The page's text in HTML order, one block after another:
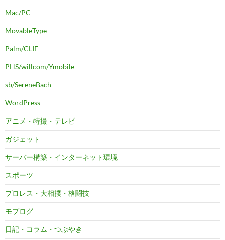
Mac/PC
MovableType
Palm/CLIE
PHS/willcom/Ymobile
sb/SereneBach
WordPress
アニメ・特撮・テレビ
ガジェット
サーバー構築・インターネット環境
スポーツ
プロレス・大相撲・格闘技
モブログ
日記・コラム・つぶやき